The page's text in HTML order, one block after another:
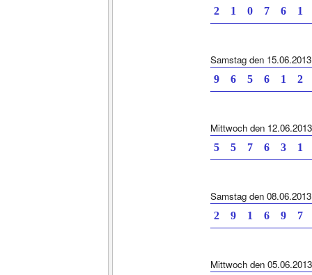
2 1 0 7 6 1
Samstag den 15.06.2013
9 6 5 6 1 2
Mittwoch den 12.06.2013
5 5 7 6 3 1
Samstag den 08.06.2013
2 9 1 6 9 7
Mittwoch den 05.06.2013